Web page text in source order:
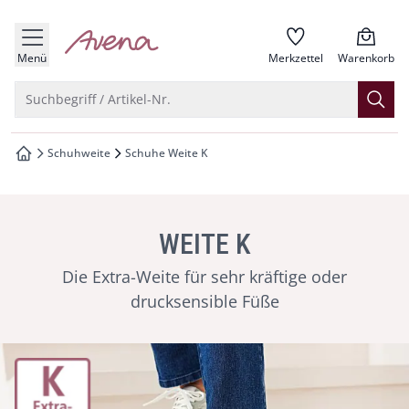
springen
springen
springen
springen
Menü zur Startseite Merkzettel Warenkorb
Suchbegriff / Artikel-Nr.
zur Startseite
Schuhweite Schuhe Weite K
WEITE K
Die Extra-Weite für sehr kräftige oder
drucksensible Füße